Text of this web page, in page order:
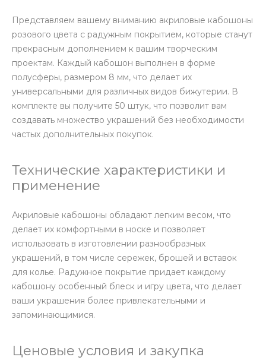
Представляем вашему вниманию акриловые кабошоны
розового цвета с радужным покрытием, которые станут
прекрасным дополнением к вашим творческим
проектам. Каждый кабошон выполнен в форме
полусферы, размером 8 мм, что делает их
универсальными для различных видов бижутерии. В
комплекте вы получите 50 штук, что позволит вам
создавать множество украшений без необходимости
частых дополнительных покупок.
Технические характеристики и
применение
Акриловые кабошоны обладают легким весом, что
делает их комфортными в носке и позволяет
использовать в изготовлении разнообразных
украшений, в том числе сережек, брошей и вставок
для колье. Радужное покрытие придает каждому
кабошону особенный блеск и игру цвета, что делает
ваши украшения более привлекательными и
запоминающимися.
Ценовые условия и закупка